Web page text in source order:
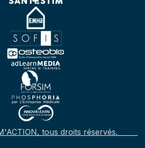
tous droits réservés.